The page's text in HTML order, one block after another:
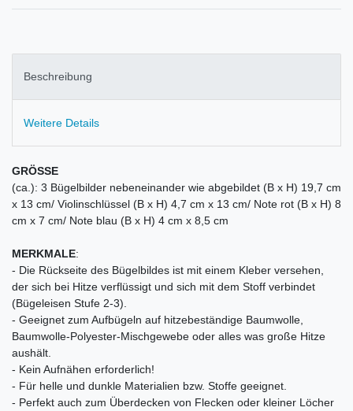
Beschreibung
Weitere Details
GRÖSSE
(ca.): 3 Bügelbilder nebeneinander wie abgebildet (B x H) 19,7 cm
x 13 cm/ Violinschlüssel (B x H) 4,7 cm x 13 cm/ Note rot (B x H) 8
cm x 7 cm/ Note blau (B x H) 4 cm x 8,5 cm
MERKMALE:
- Die Rückseite des Bügelbildes ist mit einem Kleber versehen,
der sich bei Hitze verflüssigt und sich mit dem Stoff verbindet
(Bügeleisen Stufe 2-3).
- Geeignet zum Aufbügeln auf hitzebeständige Baumwolle,
Baumwolle-Polyester-Mischgewebe oder alles was große Hitze
aushält.
- Kein Aufnähen erforderlich!
- Für helle und dunkle Materialien bzw. Stoffe geeignet.
- Perfekt auch zum Überdecken von Flecken oder kleiner Löcher